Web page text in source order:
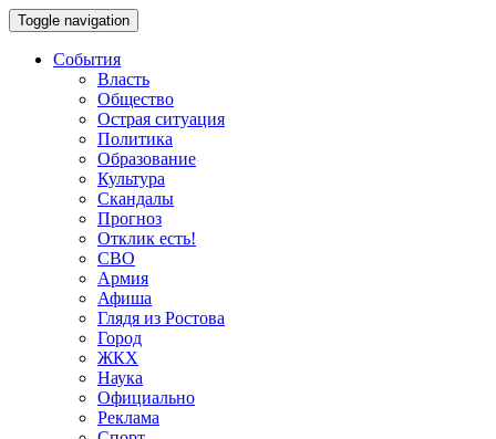
Toggle navigation
События
Власть
Общество
Острая ситуация
Политика
Образование
Культура
Скандалы
Прогноз
Отклик есть!
СВО
Армия
Афиша
Глядя из Ростова
Город
ЖКХ
Наука
Официально
Реклама